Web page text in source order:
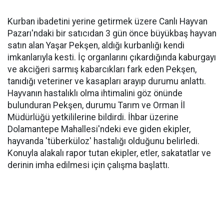
Kurban ibadetini yerine getirmek üzere Canlı Hayvan
Pazarı'ndaki bir satıcıdan 3 gün önce büyükbaş hayvan
satın alan Yaşar Pekşen, aldığı kurbanlığı kendi
imkanlarıyla kesti. İç organlarını çıkardığında kaburgayı
ve akciğeri sarmış kabarcıkları fark eden Pekşen,
tanıdığı veteriner ve kasapları arayıp durumu anlattı.
Hayvanın hastalıklı olma ihtimalini göz önünde
bulunduran Pekşen, durumu Tarım ve Orman İl
Müdürlüğü yetkililerine bildirdi. İhbar üzerine
Dolamantepe Mahallesi'ndeki eve giden ekipler,
hayvanda 'tüberküloz' hastalığı olduğunu belirledi.
Konuyla alakalı rapor tutan ekipler, etler, sakatatlar ve
derinin imha edilmesi için çalışma başlattı.